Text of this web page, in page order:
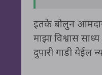
इतके बोलुन
माझा विश्वास
दुपारी गाडी येईल